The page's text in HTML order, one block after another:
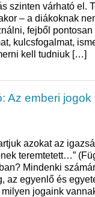
szinten várható el.
– a diákoknak
fejből
kulcsfogalmat,
kell tudniuk […]
Az emberi
azokat az
teremtetett…”
Mindenki
az egyenlő és
jogaink